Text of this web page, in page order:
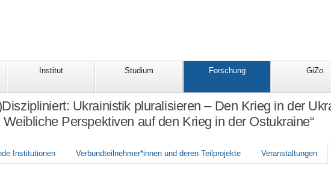
Institut Studium Forschung GiZo
Ukrainistik pluralisieren – Den Krieg in der
Perspektiven auf den Krieg in der Ostukraine“
Institutionen Verbundteilnehmer*innen und deren Teilprojekte Veranstaltungen